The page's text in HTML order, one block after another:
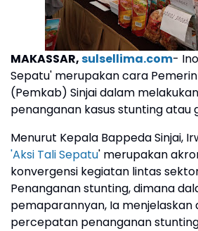
MAKASSAR,sulsellima.com-
Sepatu' merupakan cara
(Pemkab) Sinjai dalam
penanganan kasus stunting atau
Menurut Kepala Bappeda Sinjai,
'Aksi Tali Sepatu' merupakan
konvergensi kegiatan lintas
Penanganan stunting, dimana
pemaparannyan, Ia menjelaskan
percepatan penanganan